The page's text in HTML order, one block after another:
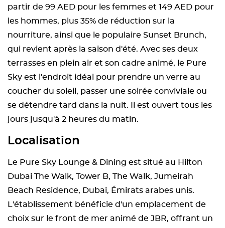
partir de 99 AED pour les femmes et 149 AED pour
les hommes, plus 35% de réduction sur la
nourriture, ainsi que le populaire Sunset Brunch,
qui revient après la saison d'été. Avec ses deux
terrasses en plein air et son cadre animé, le Pure
Sky est l'endroit idéal pour prendre un verre au
coucher du soleil, passer une soirée conviviale ou
se détendre tard dans la nuit. Il est ouvert tous les
jours jusqu'à 2 heures du matin.
Localisation
Le Pure Sky Lounge & Dining est situé au Hilton
Dubai The Walk, Tower B, The Walk, Jumeirah
Beach Residence, Dubai, Émirats arabes unis.
L'établissement bénéficie d'un emplacement de
choix sur le front de mer animé de JBR, offrant un